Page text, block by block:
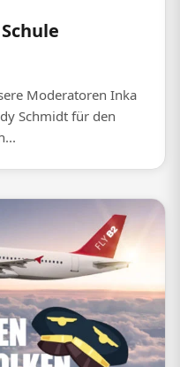
Moderatoren Inka
Schmidt für den